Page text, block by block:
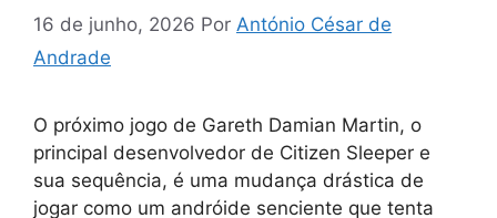
16 de junho, 2026 Por António César de
Andrade
O próximo jogo de Gareth Damian Martin, o
principal desenvolvedor de Citizen Sleeper e
sua sequência, é uma mudança drástica de
jogar como um andróide senciente que tenta